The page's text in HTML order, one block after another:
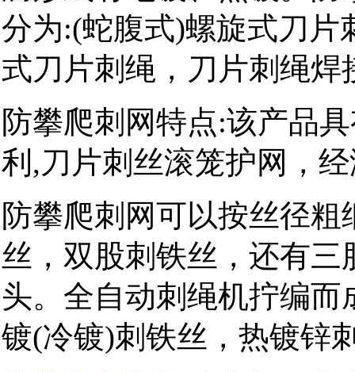
分为:(蛇腹式)螺旋式刀片
式刀片刺绳，刀片刺绳焊
防攀爬刺网特点:该产品
利,刀片刺丝滚笼护网，
防攀爬刺网可以按丝径
丝，双股刺铁丝，还有
头。全自动刺绳机拧编
镀(冷镀)刺铁丝，热镀锌